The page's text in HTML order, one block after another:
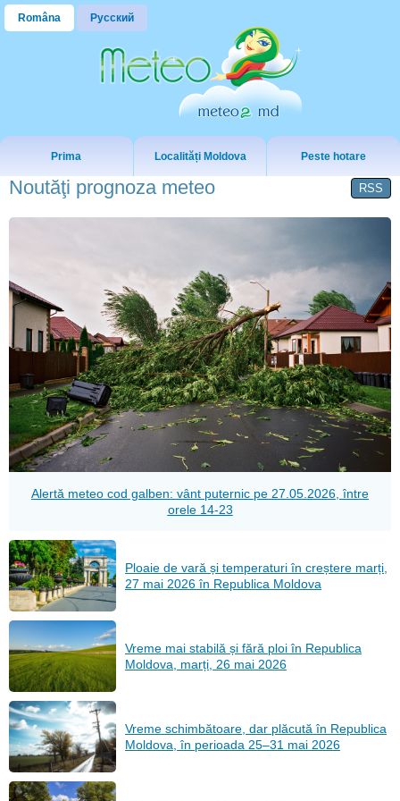
Româna Русский
Prima Localități Moldova Peste hotare
Noutăţi prognoza meteo RSS
Alertă meteo cod galben: vânt puternic pe 27.05.2026, între
orele 14-23
Ploaie de vară și temperaturi în creștere marți,
27 mai 2026 în Republica Moldova
Vreme mai stabilă și fără ploi în Republica
Moldova, marți, 26 mai 2026
Vreme schimbătoare, dar plăcută în Republica
Moldova, în perioada 25–31 mai 2026